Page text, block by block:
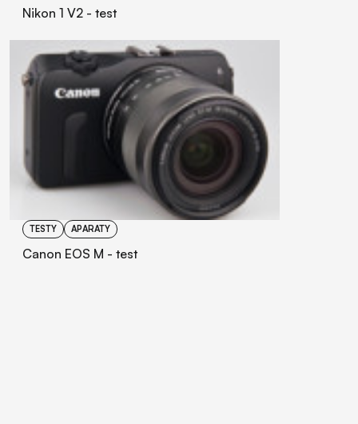
Nikon 1 V2 - test
TESTY APARATY
Canon EOS M - test